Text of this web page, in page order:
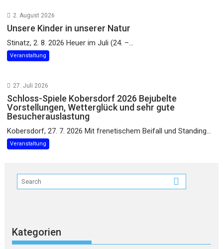
2. August 2026
Unsere Kinder in unserer Natur
Stinatz, 2. 8. 2026 Heuer im Juli (24. –...
Veranstaltung
27. Juli 2026
Schloss-Spiele Kobersdorf 2026 Bejubelte
Vorstellungen, Wetterglück und sehr gute
Besucherauslastung
Kobersdorf, 27. 7. 2026 Mit frenetischem Beifall und Standing...
Veranstaltung
Kategorien